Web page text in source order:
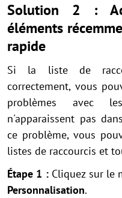
Solution 2 :
éléments
rapide
Si la liste de
correctement, vous
problèmes avec
n'apparaissent pas
ce problème, vous
listes de raccourcis et
Étape 1 :Cliquez sur le
Personnalisation.